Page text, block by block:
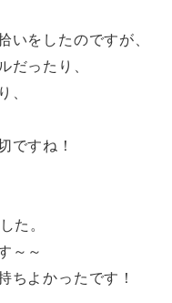
いをしたのですが、
だったり、
、
ですね！
た。
～～
ちよかったです！